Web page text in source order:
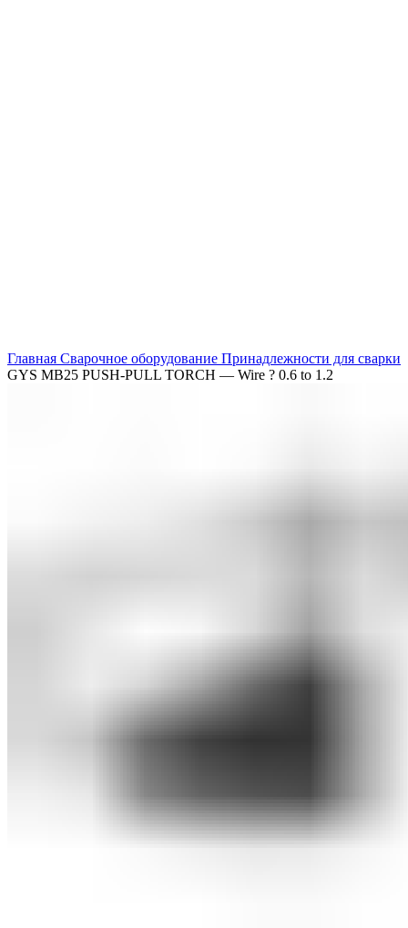
Главная Сварочное оборудование Принадлежности для сварки
GYS MB25 PUSH-PULL TORCH — Wire ? 0.6 to 1.2